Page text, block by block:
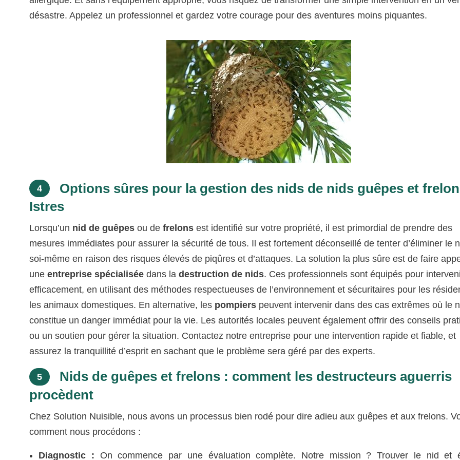
désastre. Appelez un professionnel et gardez votre courage pour des aventures moins piquantes.
4
Options sûres pour la gestion des nids de nids guêpes et
Istres
Lorsqu’un nid de guêpes ou defrelons est identifié sur votre propriété, il est primordial de prendre des
mesures immédiates pour assurer la sécurité de tous. Il est fortement déconseillé de tenter d’éliminer le
soi-même en raison des risques élevés de piqûres et d’attaques. La solution la plus sûre est de faire
uneentreprise spécialisée dans ladestruction de nids. Ces professionnels sont équipés pour
efficacement, en utilisant des méthodes respectueuses de l’environnement et sécuritaires pour les
les animaux domestiques. En alternative, les pompiers peuvent intervenir dans des cas extrêmes où le
constitue un danger immédiat pour la vie. Les autorités locales peuvent également offrir des conseils
ou un soutien pour gérer la situation. Contactez notre entreprise pour une intervention rapide et fiable, et
assurez la tranquillité d’esprit en sachant que le problème sera géré par des experts.
5
Nids de guêpes et frelons : comment les destructeurs aguerris
procèdent
Chez Solution Nuisible, nous avons un processus bien rodé pour dire adieu aux guêpes et aux frelons.
comment nous procédons :
Diagnostic : On commence par une évaluation complète. Notre mission ? Trouver le nid et